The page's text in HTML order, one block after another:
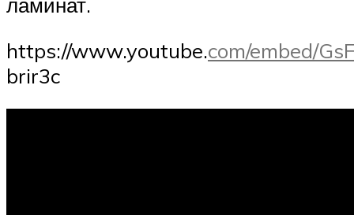
ламинат.
https://www.youtube.com/embed/
brir3c